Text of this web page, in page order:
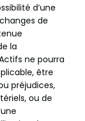
d’une
de
la
ne pourra
être
préjudices,
ou de